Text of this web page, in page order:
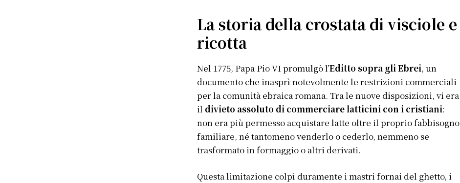
La storia della crostata di visciole e
ricotta
Nel 1775, Papa Pio VI promulgò l’Editto sopra gli Ebrei, un
documento che inasprì notevolmente le restrizioni commerciali
per la comunità ebraica romana. Tra le nuove disposizioni, vi era
il divieto assoluto di commerciare latticini con i cristiani:
non era più permesso acquistare latte oltre il proprio fabbisogno
familiare, né tantomeno venderlo o cederlo, nemmeno se
trasformato in formaggio o altri derivati.
Questa limitazione colpì duramente i mastri fornai del ghetto, i